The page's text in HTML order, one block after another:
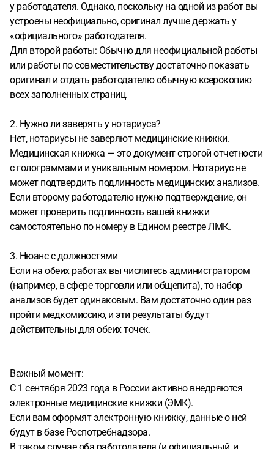
у работодателя. Однако, поскольку на одной из работ вы
устроены неофициально, оригинал лучше держать у
«официального» работодателя.
Для второй работы: Обычно для неофициальной работы
или работы по совместительству достаточно показать
оригинал и отдать работодателю обычную ксерокопию
всех заполненных страниц.
2. Нужно ли заверять у нотариуса?
Нет, нотариусы не заверяют медицинские книжки.
Медицинская книжка — это документ строгой отчетности
с голограммами и уникальным номером. Нотариус не
может подтвердить подлинность медицинских анализов.
Если второму работодателю нужно подтверждение, он
может проверить подлинность вашей книжки
самостоятельно по номеру в Едином реестре ЛМК.
3. Нюанс с должностями
Если на обеих работах вы числитесь администратором
(например, в сфере торговли или общепита), то набор
анализов будет одинаковым. Вам достаточно один раз
пройти медкомиссию, и эти результаты будут
действительны для обеих точек.
Важный момент:
С 1 сентября 2023 года в России активно внедряются
электронные медицинские книжки (ЭМК).
Если вам оформят электронную книжку, данные о ней
будут в базе Роспотребнадзора.